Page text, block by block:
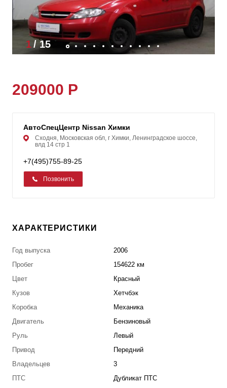
1/ 15
209000 Р
АвтоСпецЦентр Nissan Химки
Сходня, Московская обл, г Химки, Ленинградское шоссе,
влд 14 стр 1
+7(495)755-89-25
Позвонить
ХАРАКТЕРИСТИКИ
Год выпуска
2006
Пробег
154622 км
Цвет
Красный
Кузов
Хетчбэк
Коробка
Механика
Двигатель
Бензиновый
Руль
Левый
Привод
Передний
Владельцев
3
ПТС
Дубликат ПТС